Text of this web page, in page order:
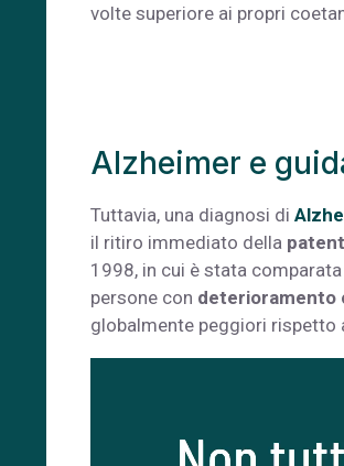
volte superiore ai propri
Alzheimer e
Tuttavia, una diagnosi di
il ritiro immediato della
1998, in cui è stata
persone con deterioramento
globalmente peggiori rispetto